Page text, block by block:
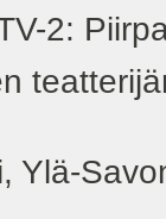
2:
Savon